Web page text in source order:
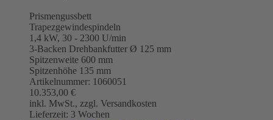
Prismengussbett
Trapezgewindespindeln
1,4 kW, 30 - 2300 U/min
3-Backen Drehbankfutter Ø 125 mm
Spitzenweite 600 mm
Spitzenhöhe 135 mm
Artikelnummer: 1060051
10.353,00 €
inkl. MwSt., zzgl. Versandkosten
Lieferzeit: 3 Wochen